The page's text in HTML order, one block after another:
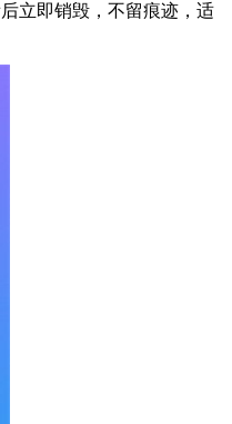
立即销毁，不留痕迹，适